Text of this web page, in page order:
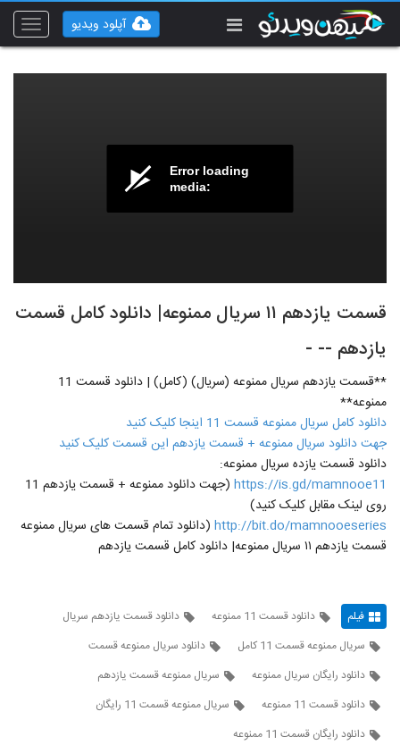
Toggle
آپلود ویدیو
Error loading
media:
قسمت یازدهم ۱۱ سریال ممنوعه| دانلود کامل قسمت
یازدهم -- -
**قسمت یازدهم سریال ممنوعه (سریال) (کامل) | دانلود قسمت 11
ممنوعه**
دانلود کامل سریال ممنوعه قسمت 11 اینجا کلیک کنید
جهت دانلود سریال ممنوعه + قسمت یازدهم این قسمت کلیک کنید
دانلود قسمت یازده سریال ممنوعه:
https://is.gd/mamnooe11
(جهت دانلود ممنوعه + قسمت یازدهم 11
روی لینک مقابل کلیک کنید)
http://bit.do/mamnooeseries (دانلود تمام قسمت های سریال ممنوعه
قسمت یازدهم ۱۱ سریال ممنوعه| دانلود کامل قسمت یازدهم
فیلم دانلود قسمت 11 ممنوعه
دانلود قسمت یازدهم سریال
سریال ممنوعه قسمت 11 کامل
دانلود سریال ممنوعه قسمت
دانلود رایگان سریال ممنوعه
سریال ممنوعه قسمت یازدهم
دانلود قسمت 11 ممنوعه
سریال ممنوعه قسمت 11 رایگان
دانلود رایگان قسمت 11 ممنوعه